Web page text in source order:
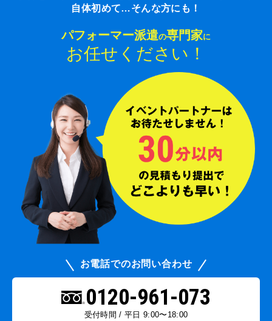
自体初めて…そんな方にも！
パフォーマー派遣の専門家に
お任せください！
お電話でのお問い合わせ
0120-961-073
受付時間 / 平日 9:00〜18:00